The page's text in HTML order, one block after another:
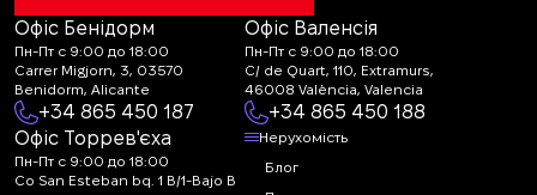
Офіс Бенідорм
Пн-Пт с 9:00 до 18:00
Carrer Migjorn, 3, 03570
Benidorm, Alicante
+34 865 450 187
Офіс Валенсія
Пн-Пт с 9:00 до 18:00
C/ de Quart, 110, Extramurs,
46008 València, Valencia
+34 865 450 188
Офіс Торрев'єха
Пн-Пт с 9:00 до 18:00
Co San Esteban bq. 1 B/1-Bajo B
Нерухомість
Блог